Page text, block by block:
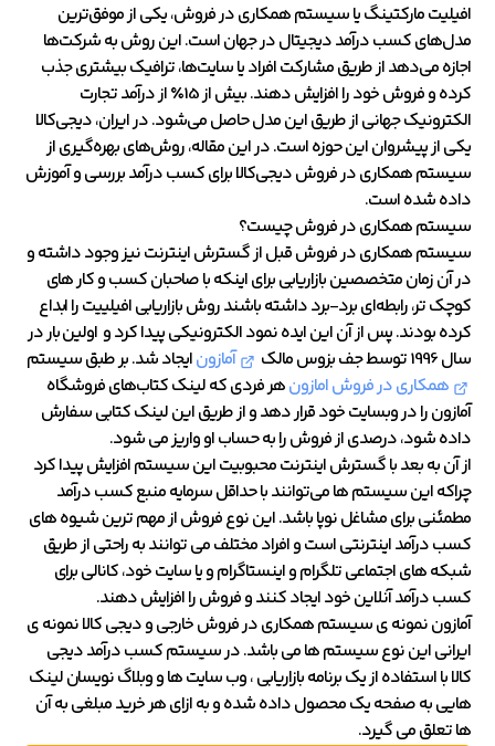
افیلیت مارکتینگ یا سیستم همکاری در فروش، یکی از موفق‌ترین
مدل‌های کسب درآمد دیجیتال در جهان است. این روش به شرکت‌ها
اجازه می‌دهد از طریق مشارکت افراد یا سایت‌ها، ترافیک بیشتری جذب
کرده و فروش خود را افزایش دهند. بیش از 15٪ از درآمد تجارت
الکترونیک جهانی از طریق این مدل حاصل می‌شود. در ایران، دیجی‌کالا
یکی از پیشروان این حوزه است. در این مقاله، روش‌های بهره‌گیری از
سیستم همکاری در فروش دیجی‌کالا برای کسب درآمد بررسی و آموزش
داده شده است.
سیستم همکاری در فروش چیست؟
سیستم همکاری در فروش قبل از گسترش اینترنت نیز وجود داشته و
در آن زمان متخصصین بازاریابی برای اینکه با صاحبان کسب و کار های
کوچک تر، رابطه‌ای برد-برد داشته باشند روش بازاریابی افیلییت را ابداع
کرده بودند. پس از آن این ایده نمود الکترونیکی پیدا کرد و اولین بار در
سال 1996 توسط جف بزوس مالک
آمازونایجاد شد. بر طبق سیستم
همکاری در فروش امازونهر فردی که لینک کتاب‌های فروشگاه
آمازون را در وبسایت خود قرار دهد و از طریق این لینک کتابی سفارش
داده شود، درصدی از فروش را به حساب او واریز می شود.
از آن به بعد با گسترش اینترنت محبوبیت این سیستم افزایش پیدا کرد
چراکه این سیستم ها می‌توانند با حداقل سرمایه منبع کسب درآمد
مطمئنی برای مشاغل نوپا باشد. این نوع فروش از مهم ترین شیوه های
کسب درآمد اینترنتی است و افراد مختلف می توانند به راحتی از طریق
شبکه های اجتماعی تلگرام و اینستاگرام و یا سایت خود، کانالی برای
کسب درآمد آنلاین خود ایجاد کنند و فروش را افزایش دهند.
آمازون نمونه ی سیستم همکاری در فروش خارجی و دیجی کالا نمونه ی
ایرانی این نوع سیستم ها می باشد. در سیستم کسب درآمد دیجی
کالا با استفاده از یک برنامه بازاریابی ، وب سایت ها و وبلاگ نویسان لینک
هایی به صفحه یک محصول داده شده و به ازای هر خرید مبلغی به آن
ها تعلق می گیرد.